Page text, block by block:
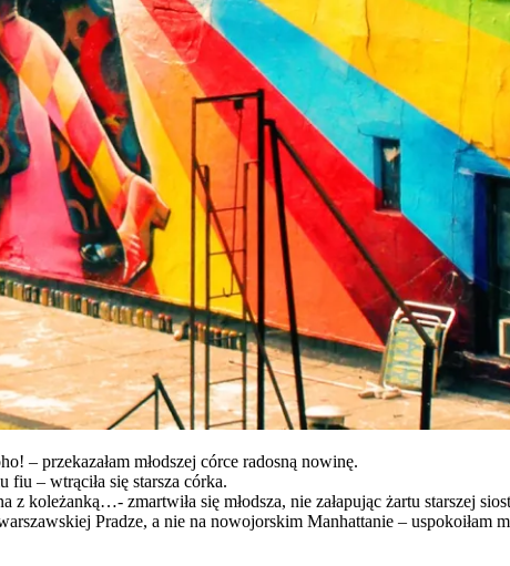
– przekazałam młodszej córce radosną nowinę.
– wtrąciła się starsza córka.
z koleżanką…- zmartwiła się młodsza, nie załapując żartu starszej
Pradze, a nie na nowojorskim Manhattanie – uspokoiłam